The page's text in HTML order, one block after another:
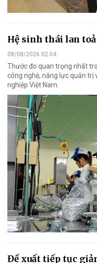
Hệ sinh thái lan
08/08/2026 02:04
Thước đo quan trọng nhất
công nghệ, năng lực quản trị
nghiệp Việt Nam.
Đề xuất tiếp tục